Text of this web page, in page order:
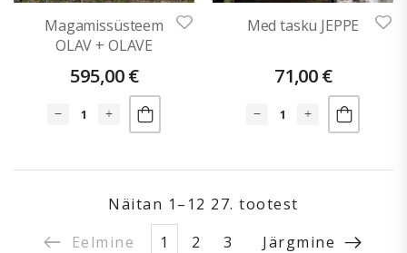
Magamissüsteem
OLAV + OLAVE
595,00€
Med tasku JEPPE
71,00€
Näitan 1–12 27. tootest
Eelmine
1 2 3 Järgmine